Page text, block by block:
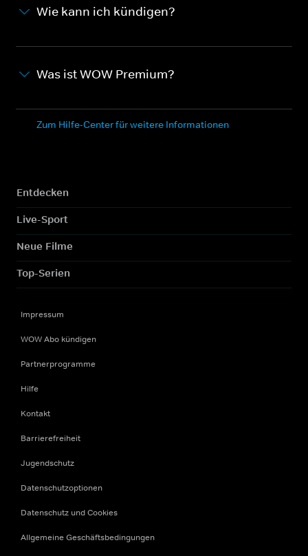
Wie kann ich kündigen?
Was ist WOW Premium?
Zum Hilfe-Center für weitere Informationen
Entdecken
Live-Sport
Neue Filme
Top-Serien
Impressum
WOW Abo kündigen
Partnerprogramme
Hilfe
Kontakt
Barrierefreiheit
Jugendschutz
Datenschutzoptionen
Datenschutz und Cookies
Allgemeine Geschäftsbedingungen